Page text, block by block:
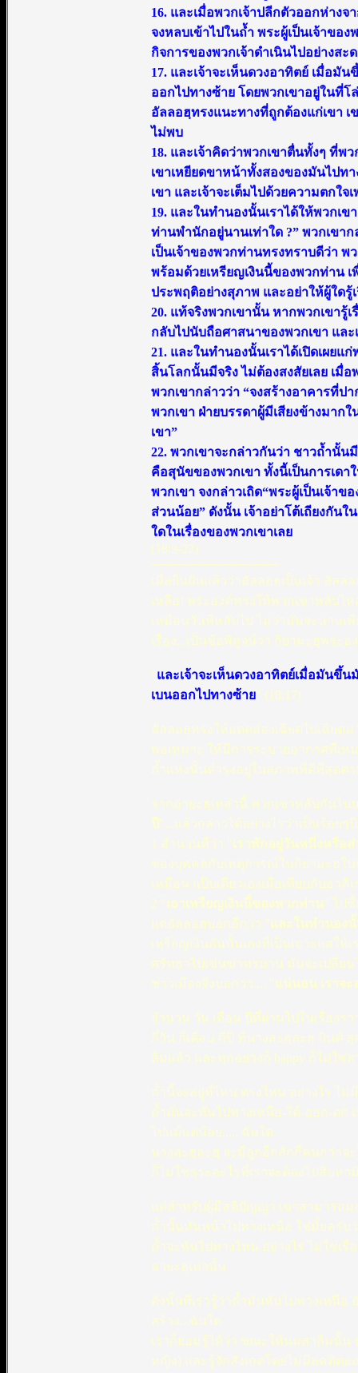
16. และเมื่อพวกเจ้าปลีกตัวออกห่าง
จงหลบเข้าไปในถ้ำ พระผู้เป็นเจ้าขอ
กิจการของพวกเจ้าดำเนินไปอย่างสะ
17. และเจ้าจะเห็นดวงอาทิตย์ เมื่อมั
ออกไปทางซ้าย โดยพวกเขาอยู่ใน
อัลลอฮฺทรงแนะทางที่ถูกต้องแก่เขา
ไม่พบ
18. และเจ้าคิดว่าพวกเขาตื่นทั้งๆ ที่พ
เขาเหยียดขาหน้าทั้งสองของมันไปท
เขา และเจ้าจะเต็มไปด้วยความตกใจ
19. และในทำนองนั้นเราได้ให้พวกเ
ท่านพำนักอยู่นานเท่าใด ?” พวกเขา
เป็นเจ้าของพวกท่านทรงทราบดีว่า
พร้อมด้วยเหรียญเงินนี้ของพวกท่าน
ประพฤติอย่างสุภาพ และอย่าให้ผู้ใดรู้
20. แท้จริงพวกเขานั้น หากพวกเขา
กลับไปนับถือศาสนาของพวกเขา แล
21. และในทำนองนั้นเราได้เปิดเผย
สิ้นโลกนั้นมีจริง ไม่ต้องสงสัยเลย เมื่อ
พวกเขากล่าวว่า “จงสร้างอาคารที่ป
พวกเขา ฝ่ายบรรดาผู้มีเสียงข้างมาก
เขา”
22. พวกเขาจะกล่าวกันว่า ชาวถ้ำนั้
คือสุนัขของพวกเขา ทั้งนี้เป็นการเด
พวกเขา จงกล่าวเถิด“พระผู้เป็นเจ้า
ส่วนน้อย” ดังนั้น เจ้าอย่าโต้เถียงกัน
ใดในเรื่องของพวกเขาเลย
(18:9-22)
--------------------------------
เมื่อยืนยันแล้วว่าอัลลอฮฺเป็นเจ้า อัลล
เหลือ! พระองค์ทรงให้พวกเขาหลับ
เหมือนวันที่หลับไป ไม่ว่ามันจะนานเพี
เรื่อง...เป็นข้อพิสูจน์ว่า กิยามะฮฺพระ
"และเจ้าจะเห็นดวงอาทิตย์เมื่อมันขึ้
เบนออกไปทางซ้าย" (18:17)
อัลลอฮฺทรงให้แดดส่องเฉียดไปเฉียด
พอเหมาะ ให้มีการระบายอากาศที่เ
ถ้ำแห่งนั้นดำรงอยู่ในสภาพที่ดีที่สุดต
จากอายะฮฺเหล่านี้ พวกเขาหลับกันไป
ปี"...แล้วกล่าวได้อย่างไรว่าเป็นร้อย
1 สำนวนที่ว่า "เราพักอยู่วันหนึ่งหรือ
ของบุคคลกับเหตุการณ์ในกิยามะฮฺใ
เหมือน แป๊บเดียวเองเมื่อเทียบกับอาคิเ
2 "เอาเหรียญเงินนี้ของพวกท่าน" ไป
แต่อัลลอฮฺบอกอีกว่า " และในทำนองนั้
เหรียญเงินอันนั้นเองที่เป็นเบาะแสใ
ศรัทธาไปเข่นฆ่าทรมาน มันจะเปลี่ย
ชาวเมืองจึงบอกว่า.... " แน่นอน เราจ
จำนวน วัน เดือน ปีที่ผ่านไปในเรื่องร
กี่วัน กี่เดือน กี่ปี ที่นางสะฮฺละฮฺ บินต์
ลิมแล้ว และทุกอย่างก็ happy ก็ไม่ใช่
ถ้ำนี้จะอยู่ที่ไหน ตรงไหน อย่างไร ไม่
ถ้ำมันจะหันไปทางเหนือ-ใต้-ออก-ตก
ไปแม้แต่น้อย..... ฉันใด
นางสะฮฺละฮฺ จะมีลูกอีกสักกี่คนกว่าจ
ก็ไม่ใช่ธุระอะไรที่เราจะต้องไปสืบหา
แต่สำหรับผู้มีสติปัญญา เขาสามารถม
ถ้ำนั้นหันหน้าไปทางเหนือ ใช่มั้ยครับ
ถ้ำจะหันไปทางไหน อย่างไร ไม่ใช่เ
อายะฮฺเท่านั้น
ดังนั้นที่เรารู้ว่าถ้ำมันหันไปทางเหนือ
สร้าง...ฉันใด
เราก็ย่อมรู้ได้ว่า ขณะให้นมสาลิมนั้น
หญิง) และรู้จักสังเกตโดยไม่มีอคติต่